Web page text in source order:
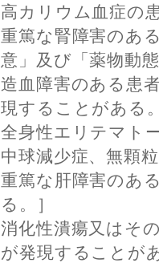
高カリウム血症の
重篤な腎障害のあ
意」及び「薬物動
造血障害のある患
現することがある
全身性エリテマト
中球減少症、無顆
重篤な肝障害のあ
る。］
消化性潰瘍又はそ
が発現することが